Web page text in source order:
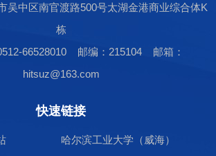
吴中区南官渡路500号太湖金港商业综合体K
栋
66528010 邮编：215104 邮箱：
hitsuz@163.com
快速链接
哈尔滨工业大学（威海）